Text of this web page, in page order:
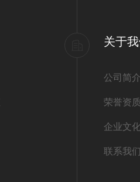
关于
公司简介
荣誉资质
企业文
联系我们